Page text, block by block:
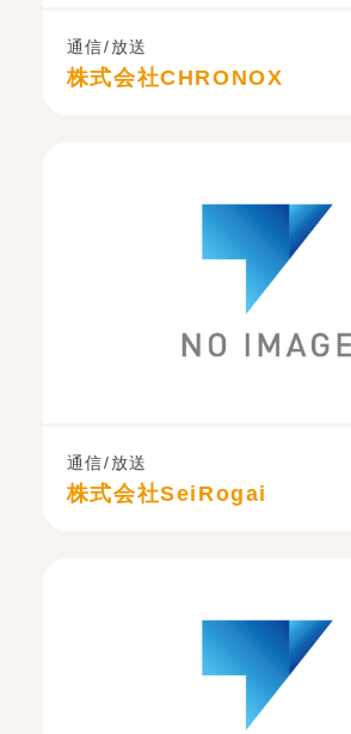
通信/放送
株式会社CHRONOX
通信/放送
株式会社SeiRogai